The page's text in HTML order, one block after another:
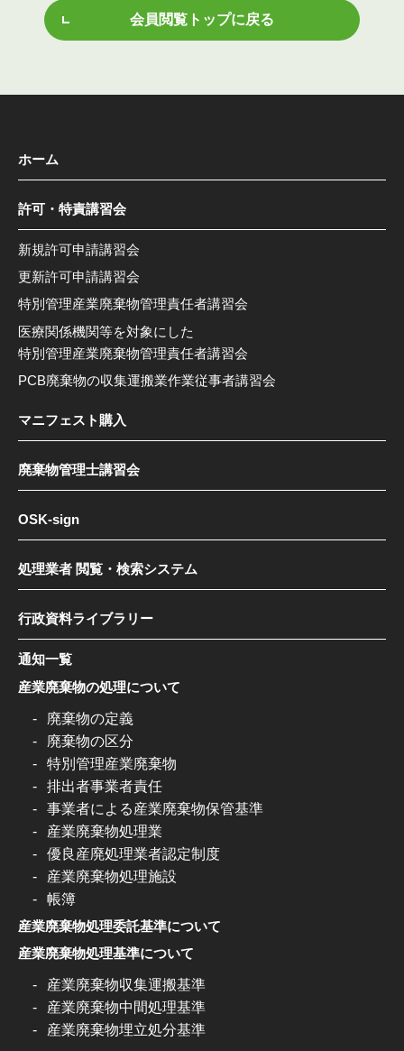
会員閲覧トップに戻る
ホーム
許可・特責講習会
新規許可申請講習会
更新許可申請講習会
特別管理産業廃棄物管理責任者講習会
医療関係機関等を対象にした
特別管理産業廃棄物管理責任者講習会
PCB廃棄物の収集運搬業作業従事者講習会
マニフェスト購入
廃棄物管理士講習会
OSK-sign
処理業者 閲覧・検索システム
行政資料ライブラリー
通知一覧
産業廃棄物の処理について
廃棄物の定義
廃棄物の区分
特別管理産業廃棄物
排出者事業者責任
事業者による産業廃棄物保管基準
産業廃棄物処理業
優良産廃処理業者認定制度
産業廃棄物処理施設
帳簿
産業廃棄物処理委託基準について
産業廃棄物処理基準について
産業廃棄物収集運搬基準
産業廃棄物中間処理基準
産業廃棄物埋立処分基準